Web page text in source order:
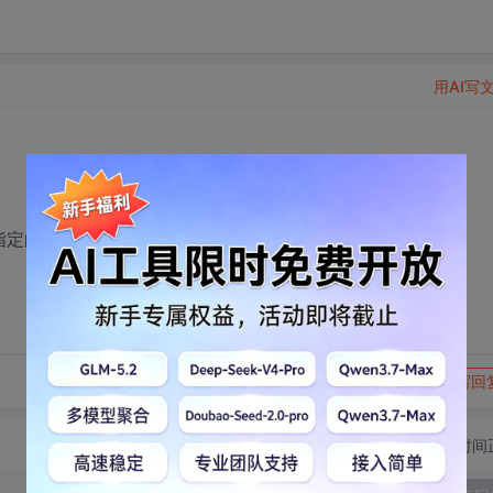
的窗口里播放呢？难道还有其它的要做的吗？
转发到动态 举报 写回
用AI写
切换为时间